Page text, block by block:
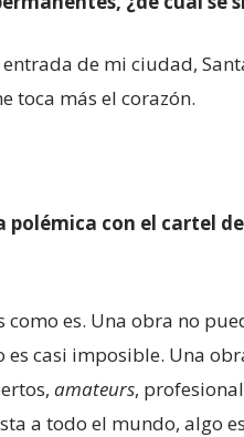
de mi ciudad,
toca más el corazón.
polémica con el cartel
como es. Una obra no
casi imposible. Una
amateurs,
a todo el mundo, algo